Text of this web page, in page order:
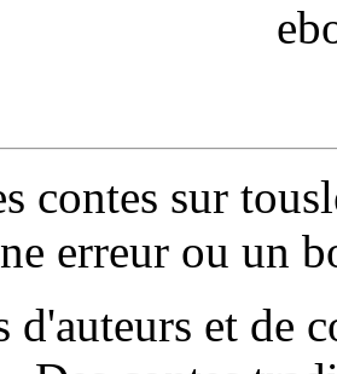
contes sur
erreur ou un
d'auteurs et de